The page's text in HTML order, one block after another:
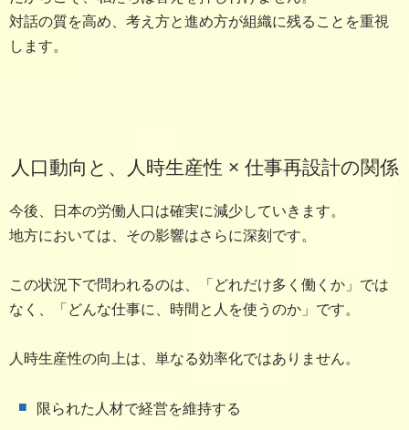
対話の質を高め、考え方と進め方が組織に残ることを重視
します。
人口動向と、人時生産性 × 仕事再設計の関係
今後、日本の労働人口は確実に減少していきます。
地方においては、その影響はさらに深刻です。
この状況下で問われるのは、「どれだけ多く働くか」では
なく、「どんな仕事に、時間と人を使うのか」です。
人時生産性の向上は、単なる効率化ではありません。
限られた人材で経営を維持する